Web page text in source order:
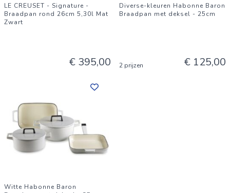
LE CREUSET - Signature -
Braadpan rond 26cm 5,30l Mat
Zwart
€ 395,00
Diverse-kleuren Habonne Baron
Braadpan met deksel - 25cm
2 prijzen € 125,00
Witte Habonne Baron